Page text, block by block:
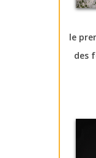
le
des